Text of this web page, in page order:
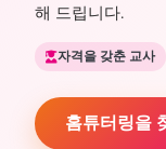
해 드립니다.
자격을 갖춘 교사
홈튜터링을